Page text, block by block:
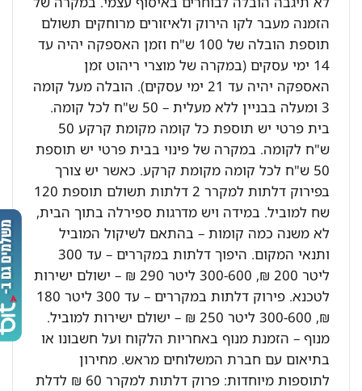
הזמנה מעבר לקו הירוק ולאיזורים מרוחקים תשולם
תוספת הובלה של 100 ש"ח וזמן האספקה יהיה עד
14 ימי עסקים (במקרה של מוצרי ריהוט זמן
האספקה יהיה עד 21 ימי עסקים). הובלה מעל קומה
3 ומעלה בבניין ללא מעלית – 50 ש"ח לכל קומה.
בית פרטי יש תוספת כל קומה מקומת קרקע 50
ש"ח לקומה. במקרה של פינוי בבית פרטי יש תוספת
50 ש"ח לכל קומה מקומת קרקע. כאשר יש צורך
בפירוק דלתות למקרר 2 דלתות תשולם תוספת 120
שח למוביל. במידה ויש מדרגות ספירלה בתוך הבית,
לא משנה כמה קומות – בהתאם לשיקול המוביל
ותנאי המקום. היפוך דלתות במקררים – עד 300
ליטר 200 ₪, 300-600 ליטר 290 ₪ – ישולם ישירות
לטכנא. פירוק דלתות במקררים – עד 300 ליטר 180
₪, 300-600 ליטר 250 ₪ – ישולם ישירות למוביל.
מנוף – הזמנת מנוף באחריות הלקוח ועל חשבונו או
בתיאום עם חברת המשלוחים מראש. מחירון
לתוספות מיוחדות: פרוק דלתות למקרר 60 ₪ לדלת